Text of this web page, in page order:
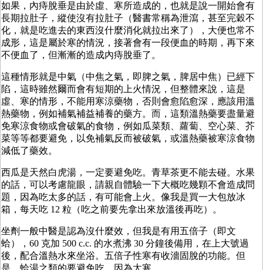
如果，內痔脫垂是由於虛、寒所造成的，也就是說一開始會有
長期拉肚子，縱使沒有拉肚子（醫書常稱為泄瀉，甚至完穀不
化，就是吃進去的東西沒什麼消化就拉出來了），大便也常不
成形，這是屬於寒的情況，接著會有一段便血的時期，再下來
不便血了，但漸漸的造成內痔脫垂了。
這種情形就是中氣（中焦之氣，即脾之氣，脾居中焦）已經下
陷，這時雖然爾而會有短期的上火情況，但整體來說，這是
虛、寒的情形，不能用寒涼藥物，否則會愈陷愈深，應該用溫
熱藥物，例如補氣補益補養的藥方。而，這類溫熱藥要盡量避
免寒涼食物或會破氣的食物，例如瓜菜類、蘿蔔、空心菜、芥
菜等等都要避免，以免補氣反而被破氣，或溫熱藥被寒涼食物
減低了藥效。
西瓜是天然白虎湯，一定要避免吃。青草茶更不能去碰。水果
的話，可以考慮龍眼，請親自體驗一下大概吃幾顆不會造成問
題，因為吃太多的話，有可能會上火。像我是買一大包放冰
箱，每天吃 12 粒（吃之前要先拿出來放溫後再吃）。
坐劑一般中醫是認為沒什麼效，但我是有用五倍子（即文
蛤），60 克加 500 c.c. 的水煮沸 30 分鐘後備用，在上大號過
後，配合溫熱水來坐浴。五倍子性寒有收濇固脫的功能。但